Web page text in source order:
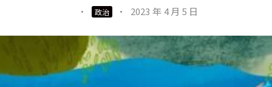
· 政治 · 2023 年 4 月 5 日